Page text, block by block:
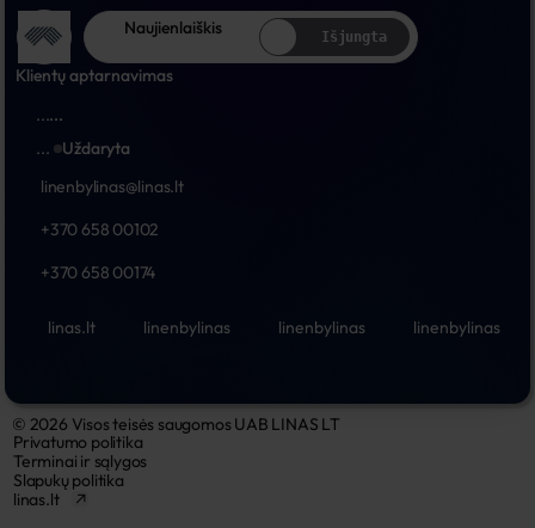
Naujienlaiškis Išjungta
Klientų aptarnavimas
......
...
Uždaryta
linenbylinas@linas.lt
+370 658 00102
+370 658 00174
linas.lt linenbylinas linenbylinas linenbylinas
© 2026 Visos teisės saugomos UAB LINAS LT
Privatumo politika
Terminai ir sąlygos
Slapukų politika
linas.lt